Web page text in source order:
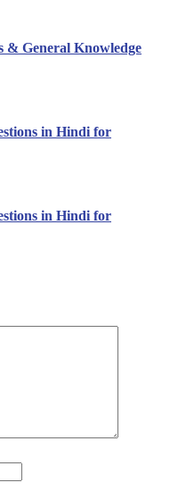
& General Knowledge
in Hindi for
in Hindi for